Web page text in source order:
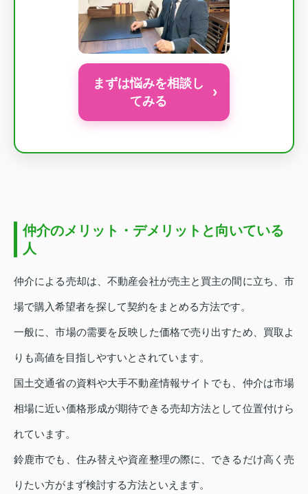
まずは悩みを相談し
てみる
›
仲介のメリット・デメリットと向いている
人
仲介による売却は、不動産会社が売主と買主の間に立ち、市
場で購入希望者を探して契約をまとめる方法です。
一般に、市場の需要を反映した価格で売り出すため、買取よ
りも高値を目指しやすいとされています。
国土交通省の資料や大手不動産情報サイトでも、仲介は市場
相場に近い価格形成が期待できる売却方法として位置付けら
れています。
鈴鹿市でも、住み替えや資産整理の際に、できるだけ高く売
りたい方がまず検討する方法といえます。